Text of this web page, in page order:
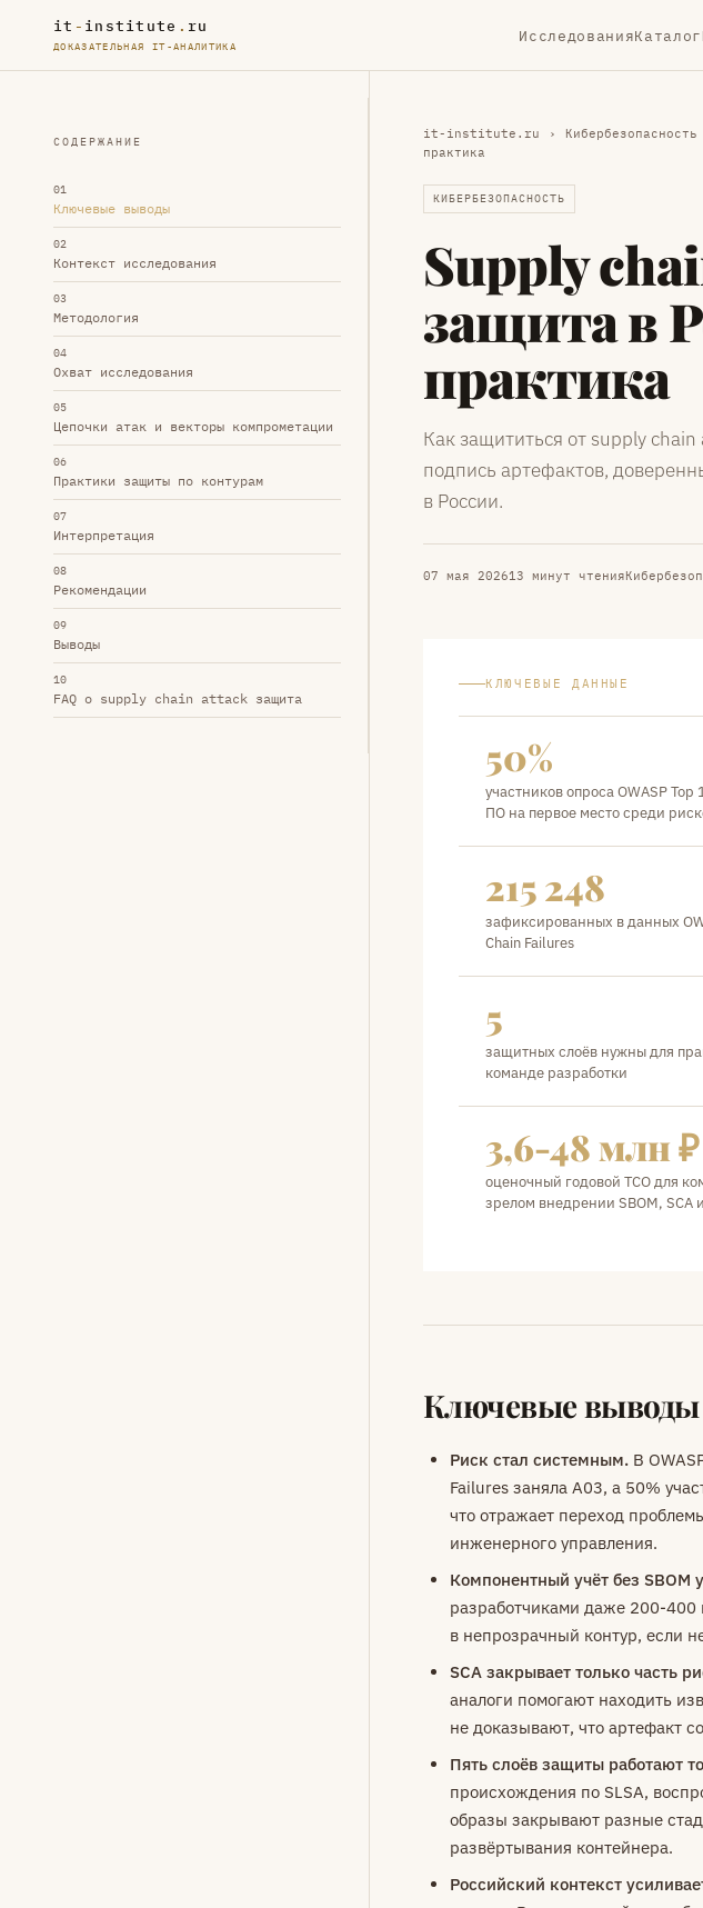
it - institute . ru
ДОКАЗАТЕЛЬНАЯ IT-АНАЛИТИКА
ИсследованияКаталог
СОДЕРЖАНИЕ
01
Ключевые выводы
02
Контекст исследования
03
Методология
04
Охват исследования
05
Цепочки атак и векторы компрометации
06
Практики защиты по контурам
07
Интерпретация
08
Рекомендации
09
Выводы
10
FAQ о supply chain attack защита
it-institute.ru › Кибербезопасность
практика
КИБЕРБЕЗОПАСНОСТЬ
Supply
защита в
практика
Как защититься от supply chain
подпись артефактов,
в России.
07 мая 202613 минут чтения
КЛЮЧЕВЫЕ ДАННЫЕ
50%
участников опроса OWASP
ПО на первое место среди
215 248
зафиксированных в данных
Chain Failures
5
защитных слоёв нужны для
команде разработки
3,6-48 млн ₽
оценочный годовой TCO для
зрелом внедрении SBOM, SCA
Ключевые выводы
Риск стал системным. В
Failures заняла A03, а 50%
что отражает переход
инженерного управления.
Компонентный учёт без SBOM
разработчиками даже 200-
в непрозрачный контур, если
SCA закрывает только часть
аналоги помогают находить
не доказывают, что артефакт
Пять слоёв защиты работают
происхождения по SLSA,
образы закрывают разные
развёртывания контейнера.
Российский контекст